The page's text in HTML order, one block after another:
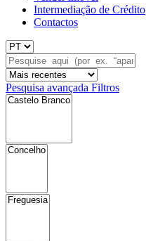
Intermediação de Crédito
Contactos
Pesquisa avançada Filtros